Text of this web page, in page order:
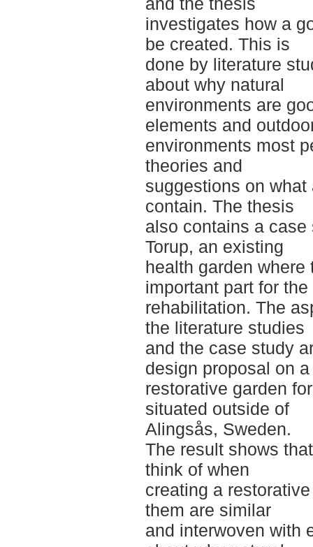
investigates how a
be created. This is
done by literature
about why natural
environments are
elements and
environments most
theories and
suggestions on
contain. The thesis
also contains a
Torup, an existing
health garden
important part for the
rehabilitation. The
the literature studies
and the case study
design proposal on a
restorative garden
situated outside of
Alingsås, Sweden.
The result shows
think of when
creating a
them are similar
and interwoven with